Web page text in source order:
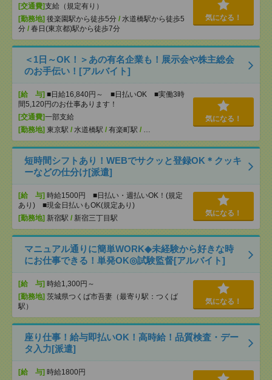
[交通費]支給（規定有り）
[勤務地] 後楽園駅から徒歩5分 / 水道橋駅から徒歩5
分 / 春日(東京都)駅から徒歩7分
気になる！
＜1日～OK！＞あの有名企業も！展示会や株主総会
のお手伝い！[アルバイト]
[給 与] ■日給16,840円～ ■日払いOK ■実働3時
間5,120円のお仕事あります！
[交通費]一部支給
[勤務地] 東京駅 / 水道橋駅 / 有楽町駅 / …
気になる！
短時間シフトあり！WEBでサクッと登録OK＊クッキ
ーなどの仕分け[派遣]
[給 与] 時給1500円 ■日払い・週払いOK！(規定
あり) ■現金日払いもOK(規定あり)
[勤務地] 新宿駅 / 新宿三丁目駅
気になる！
マニュアル通りに簡単WORK◆未経験から好きな時
にお仕事できる！単発OK◎試験監督[アルバイト]
[給 与] 時給1,300円～
[勤務地] 茨城県つくば市吾妻（最寄り駅：つくば
駅）
気になる！
座り仕事！給与即払いOK！高時給！品質検査・デー
タ入力[派遣]
[給 与] 時給1800円